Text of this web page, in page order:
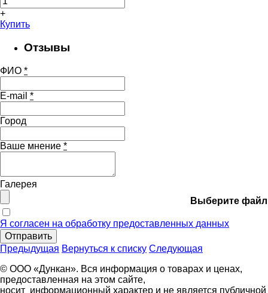
+
Купить
Отзывы
ФИО *
E-mail *
Город
Ваше мнение *
Галерея
Выберите файл
Я согласен на обработку предоставленных данных
Отправить
Предыдущая Вернуться к списку Следующая
© ООО «Дункан». Вся информация о товарах и ценах,
предоставленная на этом сайте,
носит информационный характер и не является публичной